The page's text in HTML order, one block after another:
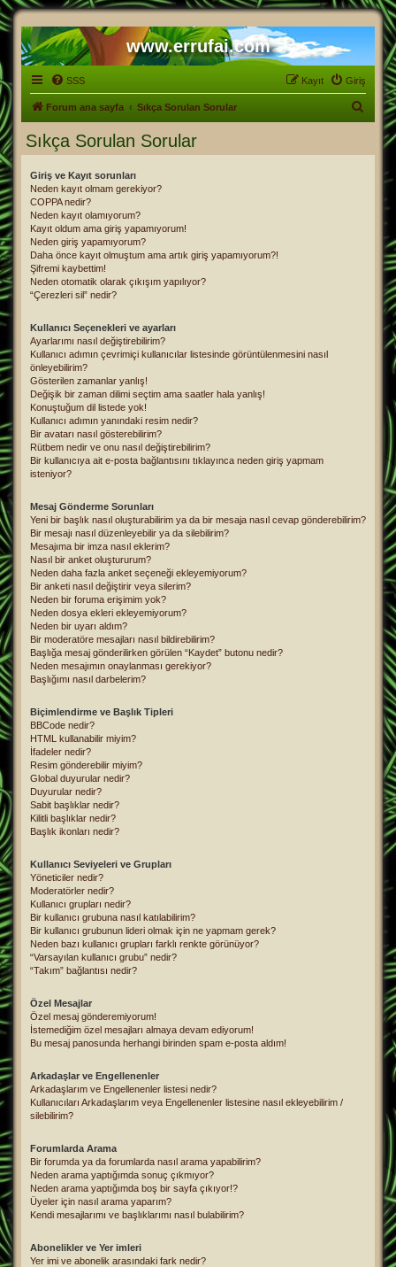
www.errufai.com
SSS Giriş
Kayıt
Forum ana sayfa Sıkça Sorulan Sorular
Sıkça Sorulan Sorular
Giriş ve Kayıt sorunları
Neden kayıt olmam gerekiyor?
COPPA nedir?
Neden kayıt olamıyorum?
Kayıt oldum ama giriş yapamıyorum!
Neden giriş yapamıyorum?
Daha önce kayıt olmuştum ama artık giriş yapamıyorum?!
Şifremi kaybettim!
Neden otomatik olarak çıkışım yapılıyor?
“Çerezleri sil” nedir?
Kullanıcı Seçenekleri ve ayarları
Ayarlarımı nasıl değiştirebilirim?
Kullanıcı adımın çevrimiçi kullanıcılar listesinde görüntülenmesini nasıl
önleyebilirim?
Gösterilen zamanlar yanlış!
Değişik bir zaman dilimi seçtim ama saatler hala yanlış!
Konuştuğum dil listede yok!
Kullanıcı adımın yanındaki resim nedir?
Bir avatarı nasıl gösterebilirim?
Rütbem nedir ve onu nasıl değiştirebilirim?
Bir kullanıcıya ait e-posta bağlantısını tıklayınca neden giriş yapmam
isteniyor?
Mesaj Gönderme Sorunları
Yeni bir başlık nasıl oluşturabilirim ya da bir mesaja nasıl cevap gönderebilirim?
Bir mesajı nasıl düzenleyebilir ya da silebilirim?
Mesajıma bir imza nasıl eklerim?
Nasıl bir anket oluştururum?
Neden daha fazla anket seçeneği ekleyemiyorum?
Bir anketi nasıl değiştirir veya silerim?
Neden bir foruma erişimim yok?
Neden dosya ekleri ekleyemiyorum?
Neden bir uyarı aldım?
Bir moderatöre mesajları nasıl bildirebilirim?
Başlığa mesaj gönderilirken görülen “Kaydet” butonu nedir?
Neden mesajımın onaylanması gerekiyor?
Başlığımı nasıl darbelerim?
Biçimlendirme ve Başlık Tipleri
BBCode nedir?
HTML kullanabilir miyim?
İfadeler nedir?
Resim gönderebilir miyim?
Global duyurular nedir?
Duyurular nedir?
Sabit başlıklar nedir?
Kilitli başlıklar nedir?
Başlık ikonları nedir?
Kullanıcı Seviyeleri ve Grupları
Yöneticiler nedir?
Moderatörler nedir?
Kullanıcı grupları nedir?
Bir kullanıcı grubuna nasıl katılabilirim?
Bir kullanıcı grubunun lideri olmak için ne yapmam gerek?
Neden bazı kullanıcı grupları farklı renkte görünüyor?
“Varsayılan kullanıcı grubu” nedir?
“Takım” bağlantısı nedir?
Özel Mesajlar
Özel mesaj gönderemiyorum!
İstemediğim özel mesajları almaya devam ediyorum!
Bu mesaj panosunda herhangi birinden spam e-posta aldım!
Arkadaşlar ve Engellenenler
Arkadaşlarım ve Engellenenler listesi nedir?
Kullanıcıları Arkadaşlarım veya Engellenenler listesine nasıl ekleyebilirim /
silebilirim?
Forumlarda Arama
Bir forumda ya da forumlarda nasıl arama yapabilirim?
Neden arama yaptığımda sonuç çıkmıyor?
Neden arama yaptığımda boş bir sayfa çıkıyor!?
Üyeler için nasıl arama yaparım?
Kendi mesajlarımı ve başlıklarımı nasıl bulabilirim?
Abonelikler ve Yer imleri
Yer imi ve abonelik arasındaki fark nedir?